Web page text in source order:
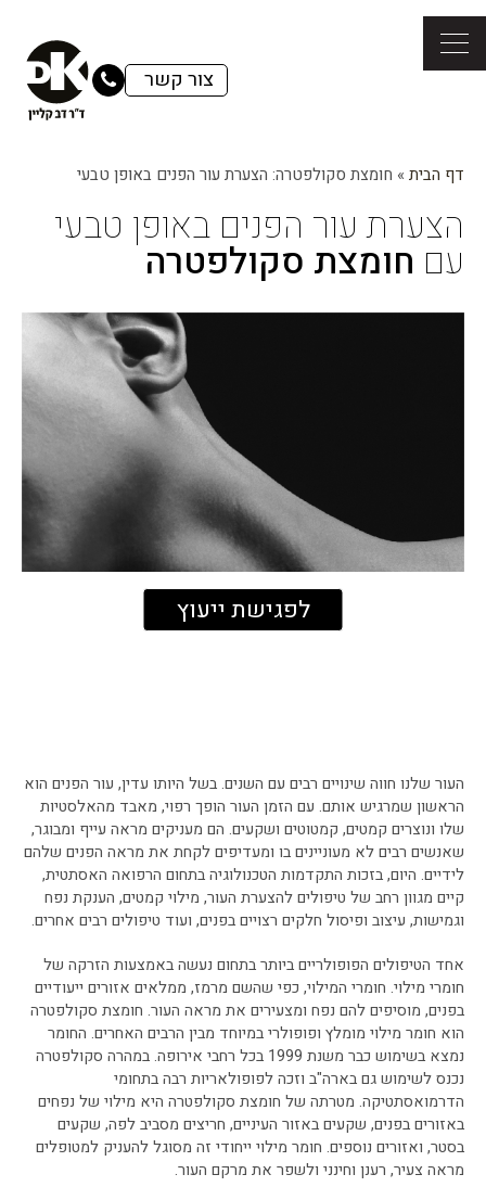
צור קשר
דף הבית » חומצת סקולפטרה: הצערת עור הפנים באופן טבעי
הצערת עור הפנים באופן טבעי
עם חומצת סקולפטרה
לפגישת ייעוץ
העור שלנו חווה שינויים רבים עם השנים. בשל היותו עדין, עור הפנים הוא
הראשון שמרגיש אותם. עם הזמן העור הופך רפוי, מאבד מהאלסטיות
שלו ונוצרים קמטים, קמטוטים ושקעים. הם מעניקים מראה עייף ומבוגר,
שאנשים רבים לא מעוניינים בו ומעדיפים לקחת את מראה הפנים שלהם
לידיים. היום, בזכות התקדמות הטכנולוגיה בתחום הרפואה האסתטית,
קיים מגוון רחב של טיפולים להצערת העור, מילוי קמטים, הענקת נפח
וגמישות, עיצוב ופיסול חלקים רצויים בפנים, ועוד טיפולים רבים אחרים.
אחד הטיפולים הפופולריים ביותר בתחום נעשה באמצעות הזרקה של
חומרי מילוי. חומרי המילוי, כפי שהשם מרמז, ממלאים אזורים ייעודיים
בפנים, מוסיפים להם נפח ומצעירים את מראה העור. חומצת סקולפטרה
הוא חומר מילוי מומלץ ופופולרי במיוחד מבין הרבים האחרים. החומר
נמצא בשימוש כבר משנת 1999 בכל רחבי אירופה. במהרה סקולפטרה
נכנס לשימוש גם בארה"ב וזכה לפופולאריות רבה בתחומי
הדרמואסתטיקה. מטרתה של חומצת סקולפטרה היא מילוי של נפחים
באזורים בפנים, שקעים באזור העיניים, חריצים מסביב לפה, שקעים
בסטר, ואזורים נוספים. חומר מילוי ייחודי זה מסוגל להעניק למטופלים
מראה צעיר, רענן וחינני ולשפר את מרקם העור.